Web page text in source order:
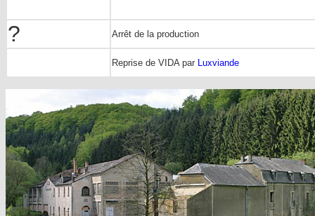
? Arrêt de la production
Reprise de VIDA par Luxviande